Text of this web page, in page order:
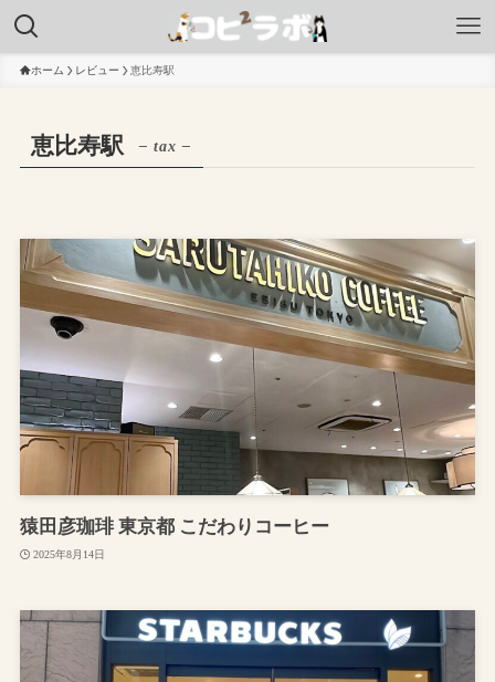
ホーム レビュー 恵比寿駅
恵比寿駅 – tax –
猿田彦珈琲 東京都 こだわりコーヒー
2025年8月14日